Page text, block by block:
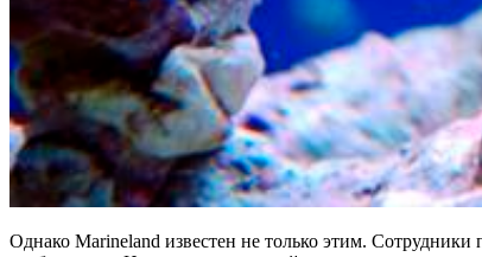
Однако Marineland известен не только этим.